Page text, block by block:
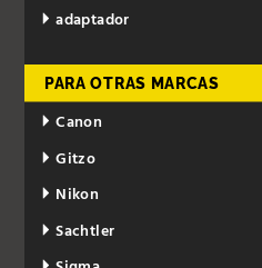
adaptador
PARA OTRAS MARCAS
Canon
Gitzo
Nikon
Sachtler